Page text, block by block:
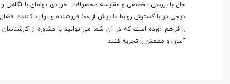
حال با بررسی تخصصی و مقایسه محصولات، خریدی توامان با آگاهی و
دیجی دو با گسترش روابط با بیش از 100 فروشنده و
را فراهم آورده است که در آن شما می توانید با مشاوره از
آسان و مطمئن را تجربه کنید.